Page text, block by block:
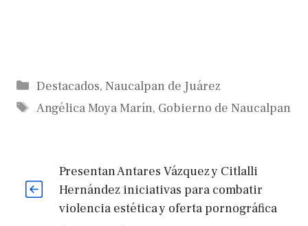
Categorías
Destacados, Naucalpan de Juárez
Etiquetas
Angélica Moya Marín, Gobierno de Naucalpan
Presentan Antares Vázquez y Citlalli
Hernández iniciativas para combatir
violencia estética y oferta pornográfica